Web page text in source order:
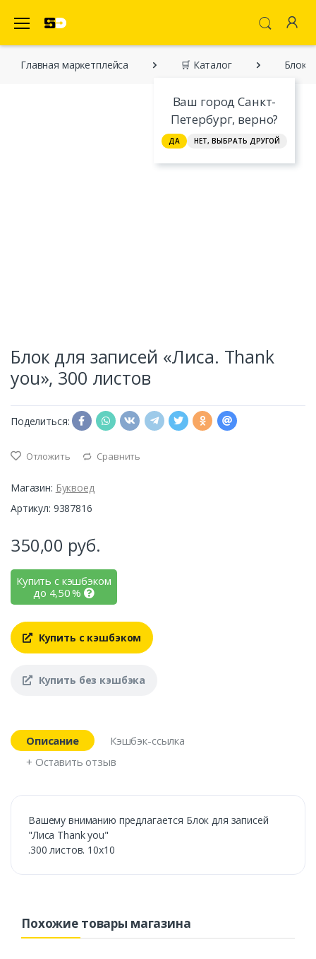
Ваш город Санкт-
Петербург, верно?
ДА НЕТ, ВЫБРАТЬ ДРУГОЙ
Главная марĸетплейса 🛒 Каталог Блок
Блок для записей «Лиса. Thank
you», 300 листов
Поделиться:
Отложить Сравнить
Магазин: Буквоед
Артикул: 9387816
350,00 руб.
Купить с кэшбэком
до 4,50%
Купить с кэшбэком
Купить без кэшбэка
Описание
Кэшбэк-ссылка
+ Оставить отзыв
Вашему вниманию предлагается Блок для записей
"Лиса Thank you"
.300 листов. 10х10
Похожие товары магазина